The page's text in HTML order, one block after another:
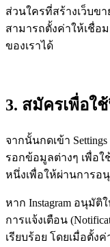
ส่วนใครที่สร้างเว็บขา
สามารถตั้งค่าให้เชื่อมกั
ของเราได้
3. สมัครเพื่อใ
จากนั้นกดเข้า Settings
รอกข้อมูลต่างๆ เพื่อใ
หนึ่งเพื่อให้ผ่านการอ
หาก Instagram อนุมัติ
การแจ้งเตือน
เรียบร้อย โดยเมื่อตั้ง